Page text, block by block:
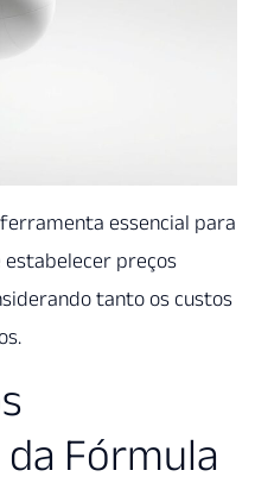
essencial para
estabelecer preços
tanto os custos
Fórmula